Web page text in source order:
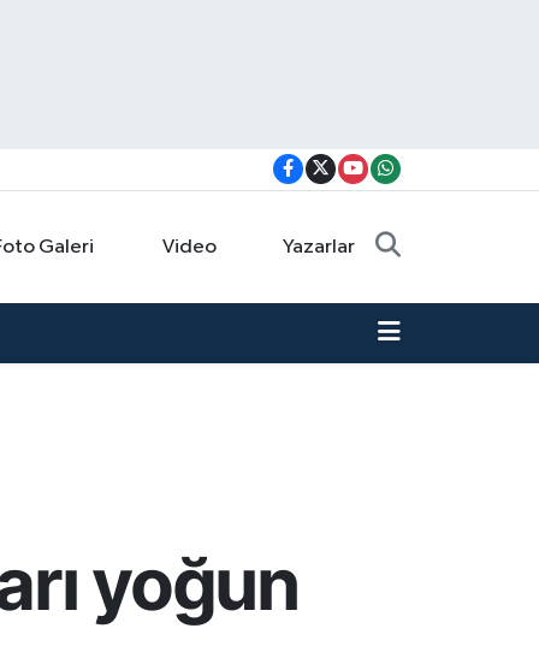
Galeri Video Yazarlar
yoğun